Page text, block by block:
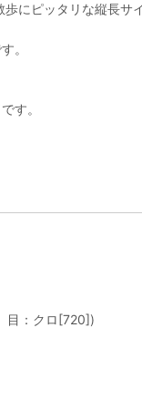
にピッタリな縦長サ
。
す。
目：クロ[720])